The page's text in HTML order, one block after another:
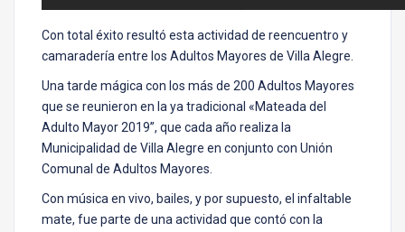
Con total éxito resultó esta actividad de reencuentro y
camaradería entre los Adultos Mayores de Villa Alegre.
Una tarde mágica con los más de 200 Adultos Mayores
que se reunieron en la ya tradicional «Mateada del
Adulto Mayor 2019”, que cada año realiza la
Municipalidad de Villa Alegre en conjunto con Unión
Comunal de Adultos Mayores.
Con música en vivo, bailes, y por supuesto, el infaltable
mate, fue parte de una actividad que contó con la